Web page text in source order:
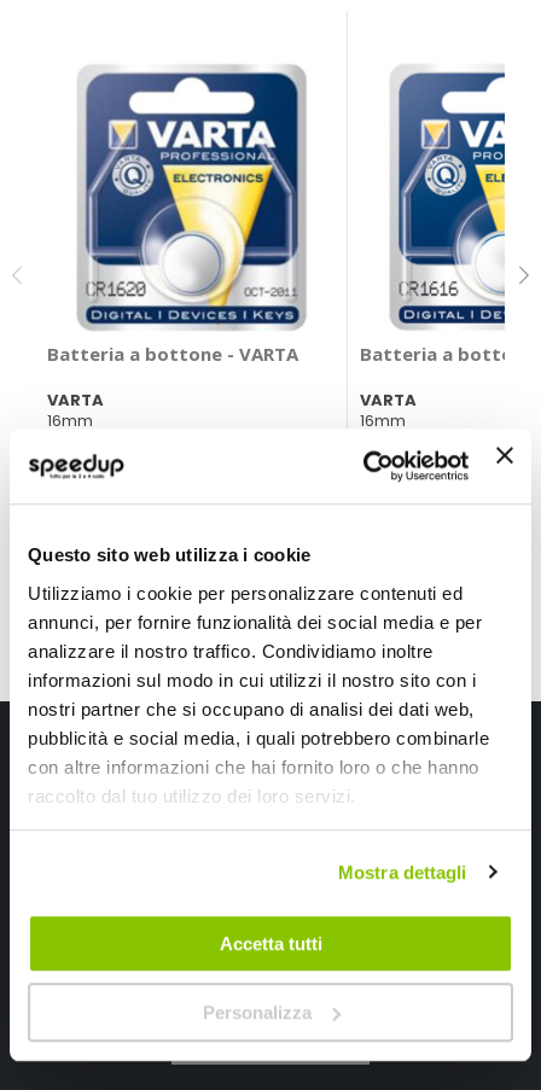
Questo sito web utilizza i cookie
Utilizziamo i cookie per personalizzare contenuti ed
annunci, per fornire funzionalità dei social media e per
analizzare il nostro traffico. Condividiamo inoltre
informazioni sul modo in cui utilizzi il nostro sito con i
nostri partner che si occupano di analisi dei dati web,
pubblicità e social media, i quali potrebbero combinarle
con altre informazioni che hai fornito loro o che hanno
raccolto dal tuo utilizzo dei loro servizi.
Mostra dettagli
Accetta tutti
Personalizza
Batteria a bottone - VARTA
VARTA
16mm
4,10 €
Batteria a bottone
VARTA
16mm
3,75 €
Iscriviti alla newsletter Speedup
Ricevi subito uno sconto del 10% per il tuo primo acquisto online!
Ho letto e accettato il documentoprivacy policy
Iscrivimi